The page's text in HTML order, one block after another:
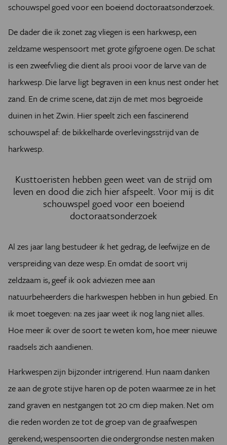
schouwspel goed voor een boeiend doctoraatsonderzoek.
De dader die ik zonet zag vliegen is een harkwesp, een
zeldzame wespensoort met grote gifgroene ogen. De schat
is een zweefvlieg die dient als prooi voor de larve van de
harkwesp. Die larve ligt begraven in een knus nest onder het
zand. En de crime scene, dat zijn de met mos begroeide
duinen in het Zwin. Hier speelt zich een fascinerend
schouwspel af: de bikkelharde overlevingsstrijd van de
harkwesp.
Kusttoeristen hebben geen weet van de strijd om
leven en dood die zich hier afspeelt. Voor mij is dit
schouwspel goed voor een boeiend
doctoraatsonderzoek
Al zes jaar lang bestudeer ik het gedrag, de leefwijze en de
verspreiding van deze wesp. En omdat de soort vrij
zeldzaam is, geef ik ook adviezen mee aan
natuurbeheerders die harkwespen hebben in hun gebied. En
ik moet toegeven: na zes jaar weet ik nog lang niet alles.
Hoe meer ik over de soort te weten kom, hoe meer nieuwe
raadsels zich aandienen.
Harkwespen zijn bijzonder intrigerend. Hun naam danken
ze aan de grote stijve haren op de poten waarmee ze in het
zand graven en nestgangen tot 20 cm diep maken. Net om
die reden worden ze tot de groep van de graafwespen
gerekend; wespensoorten die ondergrondse nesten maken